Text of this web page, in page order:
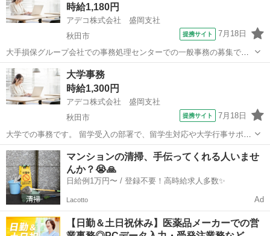
に使える！ フルタイム勤務はち...
時給1,180円
アデコ株式会社 盛岡支社
秋田市
提携サイト 7月18日
大手損保グループ会社での事務処理センターでの一般事務の募集で
す！ コンタクトセンターで対応したロードサービス後の業務として、
お客さまが利用されたロードサービス費用の保険金支払い、レンタカ
ーの手配や管理およびその保険金支払い、...
秋田 秋田市 一般事務
大学事務
時給1,300円
アデコ株式会社 盛岡支社
秋田市
提携サイト 7月18日
大学での事務です。 留学受入の部署で、留学生対応や大学行事サポー
ト、庶務などをおまかせします。 英語でのコミュニケーションが可能
で、メール対応および日常会話ができる方(TOEIC700点相当以上)にフ
ィットします。 基本土日...
秋田 秋田市
マンションの清掃、手伝ってくれる人いませ
んか？😭🙏
日給例1万円〜 / 登録不要！高時給求人多数✨
Lacotto Ad
【日勤＆土日祝休み】医薬品メーカーでの営